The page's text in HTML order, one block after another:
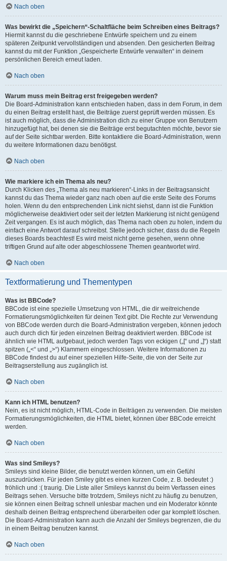
Nach oben
Was bewirkt die „Speichern“-Schaltfläche beim Schreiben eines Beitrags?
Hiermit kannst du die geschriebene Entwürfe speichern und zu einem
späteren Zeitpunkt vervollständigen und absenden. Den gesicherten Beitrag
kannst du mit der Funktion „Gespeicherte Entwürfe verwalten“ in deinem
persönlichen Bereich erneut laden.
Nach oben
Warum muss mein Beitrag erst freigegeben werden?
Die Board-Administration kann entschieden haben, dass in dem Forum, in dem
du einen Beitrag erstellt hast, die Beiträge zuerst geprüft werden müssen. Es
ist auch möglich, dass die Administration dich zu einer Gruppe von Benutzern
hinzugefügt hat, bei denen sie die Beiträge erst begutachten möchte, bevor sie
auf der Seite sichtbar werden. Bitte kontaktiere die Board-Administration, wenn
du weitere Informationen dazu benötigst.
Nach oben
Wie markiere ich ein Thema als neu?
Durch Klicken des „Thema als neu markieren“-Links in der Beitragsansicht
kannst du das Thema wieder ganz nach oben auf die erste Seite des Forums
holen. Wenn du den entsprechenden Link nicht siehst, dann ist die Funktion
möglicherweise deaktiviert oder seit der letzten Markierung ist nicht genügend
Zeit vergangen. Es ist auch möglich, das Thema nach oben zu holen, indem du
einfach eine Antwort darauf schreibst. Stelle jedoch sicher, dass du die Regeln
dieses Boards beachtest! Es wird meist nicht gerne gesehen, wenn ohne
triftigen Grund auf alte oder abgeschlossene Themen geantwortet wird.
Nach oben
Textformatierung und Thementypen
Was ist BBCode?
BBCode ist eine spezielle Umsetzung von HTML, die dir weitreichende
Formatierungsmöglichkeiten für deinen Text gibt. Die Rechte zur Verwendung
von BBCode werden durch die Board-Administration vergeben, können jedoch
auch durch dich für jeden einzelnen Beitrag deaktiviert werden. BBCode ist
ähnlich wie HTML aufgebaut, jedoch werden Tags von eckigen („[“ und „]“) statt
spitzen („<“ und „>“) Klammern eingeschlossen. Weitere Informationen zu
BBCode findest du auf einer speziellen Hilfe-Seite, die von der Seite zur
Beitragserstellung aus zugänglich ist.
Nach oben
Kann ich HTML benutzen?
Nein, es ist nicht möglich, HTML-Code in Beiträgen zu verwenden. Die meisten
Formatierungsmöglichkeiten, die HTML bietet, können über BBCode erreicht
werden.
Nach oben
Was sind Smileys?
Smileys sind kleine Bilder, die benutzt werden können, um ein Gefühl
auszudrücken. Für jeden Smiley gibt es einen kurzen Code, z. B. bedeutet :)
fröhlich und :( traurig. Die Liste aller Smileys kannst du beim Verfassen eines
Beitrags sehen. Versuche bitte trotzdem, Smileys nicht zu häufig zu benutzen,
sie können einen Beitrag schnell unlesbar machen und ein Moderator könnte
deshalb deinen Beitrag entsprechend überarbeiten oder gar komplett löschen.
Die Board-Administration kann auch die Anzahl der Smileys begrenzen, die du
in einem Beitrag benutzen kannst.
Nach oben